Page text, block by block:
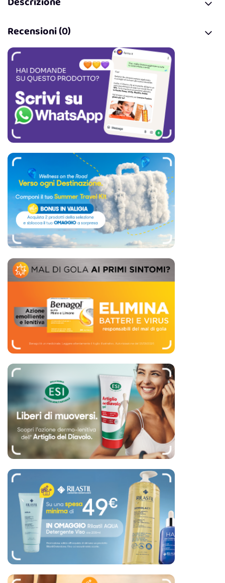
Recensioni (0)